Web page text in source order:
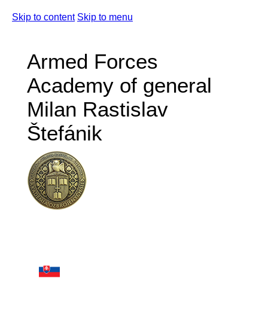
Skip to content Skip to menu
Armed Forces
Academy of general
Milan Rastislav
Štefánik